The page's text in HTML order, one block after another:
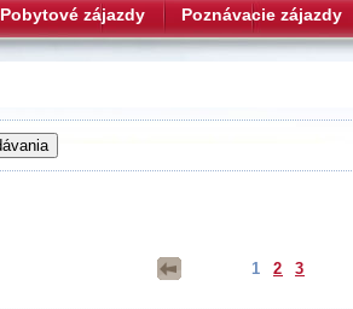
Pobytové zájazdy Poznávacie zájazdy
1 2 3